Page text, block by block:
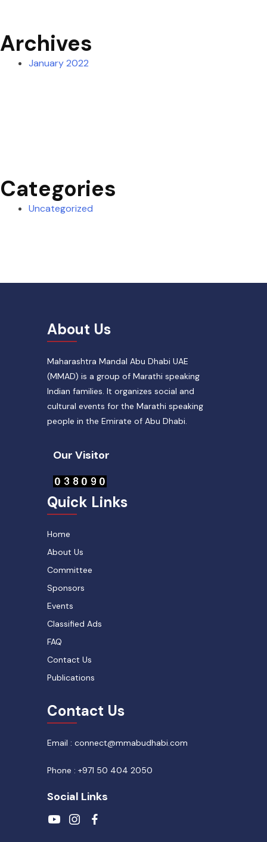
Archives
January 2022
Categories
Uncategorized
About Us
Maharashtra Mandal Abu Dhabi UAE
(MMAD) is a group of Marathi speaking
Indian families. It organizes social and
cultural events for the Marathi speaking
people in the Emirate of Abu Dhabi.
Our Visitor
Quick Links
Home
About Us
Committee
Sponsors
Events
Classified Ads
FAQ
Contact Us
Publications
Contact Us
Email : connect@mmabudhabi.com
Phone : +971 50 404 2050
Social Links